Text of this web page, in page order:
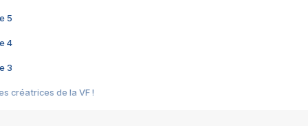
5
4
3
créatrices de la VF !